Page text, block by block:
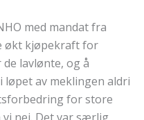
med mandat fra
økt kjøpekraft for
lavlønte, og å
løpet av meklingen aldri
for store